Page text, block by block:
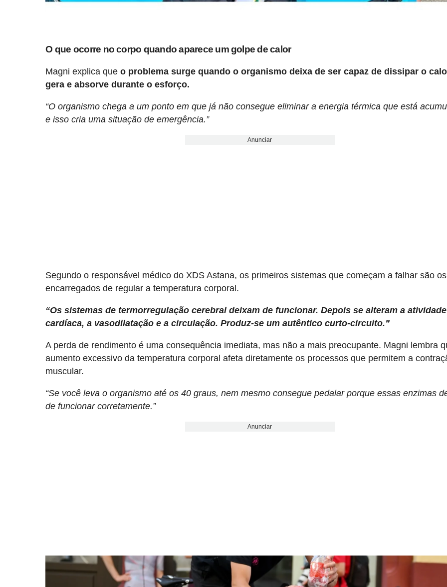
O que ocorre no corpo quando aparece um golpe de calor
Magni explica queo problema surge quando o organismo deixa de ser capaz de dissipar o
gera e absorve durante o esforço.
“O organismo chega a um ponto em que já não consegue eliminar a energia térmica que está
e isso cria uma situação de emergência.”
Anunciar
Segundo o responsável médico do XDS Astana, os primeiros sistemas que começam a falhar são os
encarregados de regular a temperatura corporal.
“Os sistemas de termorregulação cerebral deixam de funcionar. Depois se alteram a atividade
cardíaca, a vasodilatação e a circulação. Produz-se um autêntico curto-circuito.”
A perda de rendimento é uma consequência imediata, mas não a mais preocupante. Magni lembra
aumento excessivo da temperatura corporal afeta diretamente os processos que permitem a
muscular.
“Se você leva o organismo até os 40 graus, nem mesmo consegue pedalar porque essas enzimas
de funcionar corretamente.”
Anunciar